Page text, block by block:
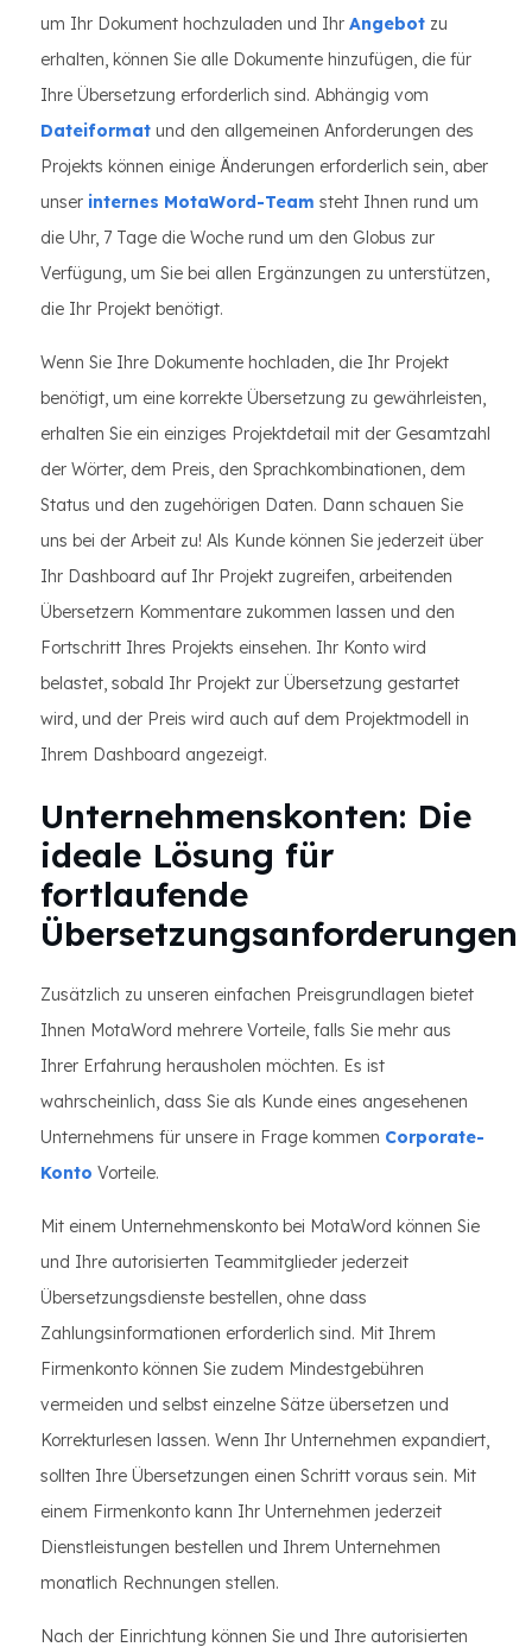
um Ihr Dokument hochzuladen und Ihr Angebot zu
erhalten, können Sie alle Dokumente hinzufügen, die für
Ihre Übersetzung erforderlich sind. Abhängig vom
Dateiformat und den allgemeinen Anforderungen des
Projekts können einige Änderungen erforderlich sein, aber
unser internes MotaWord-Team steht Ihnen rund um
die Uhr, 7 Tage die Woche rund um den Globus zur
Verfügung, um Sie bei allen Ergänzungen zu unterstützen,
die Ihr Projekt benötigt.
Wenn Sie Ihre Dokumente hochladen, die Ihr Projekt
benötigt, um eine korrekte Übersetzung zu gewährleisten,
erhalten Sie ein einziges Projektdetail mit der Gesamtzahl
der Wörter, dem Preis, den Sprachkombinationen, dem
Status und den zugehörigen Daten. Dann schauen Sie
uns bei der Arbeit zu! Als Kunde können Sie jederzeit über
Ihr Dashboard auf Ihr Projekt zugreifen, arbeitenden
Übersetzern Kommentare zukommen lassen und den
Fortschritt Ihres Projekts einsehen. Ihr Konto wird
belastet, sobald Ihr Projekt zur Übersetzung gestartet
wird, und der Preis wird auch auf dem Projektmodell in
Ihrem Dashboard angezeigt.
Unternehmenskonten: Die
ideale Lösung für
fortlaufende
Übersetzungsanforderungen
Zusätzlich zu unseren einfachen Preisgrundlagen bietet
Ihnen MotaWord mehrere Vorteile, falls Sie mehr aus
Ihrer Erfahrung herausholen möchten. Es ist
wahrscheinlich, dass Sie als Kunde eines angesehenen
Unternehmens für unsere in Frage kommen Corporate-
Konto Vorteile.
Mit einem Unternehmenskonto bei MotaWord können Sie
und Ihre autorisierten Teammitglieder jederzeit
Übersetzungsdienste bestellen, ohne dass
Zahlungsinformationen erforderlich sind. Mit Ihrem
Firmenkonto können Sie zudem Mindestgebühren
vermeiden und selbst einzelne Sätze übersetzen und
Korrekturlesen lassen. Wenn Ihr Unternehmen expandiert,
sollten Ihre Übersetzungen einen Schritt voraus sein. Mit
einem Firmenkonto kann Ihr Unternehmen jederzeit
Dienstleistungen bestellen und Ihrem Unternehmen
monatlich Rechnungen stellen.
Nach der Einrichtung können Sie und Ihre autorisierten